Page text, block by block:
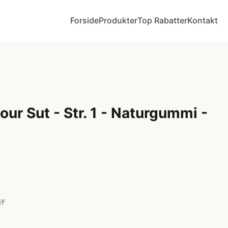
ForsideProdukterTop RabatterKontakt
Sut - Str. 1 - Naturgummi -